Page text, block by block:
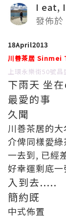
I eat,
發佈
18April2013
川善茶居 Sinmei
上環永樂街50號昌
下雨天 坐
最愛的事
久聞
川善茶居的
介俾同樣愛綠
一去到, 已經
好幸運剩底一
入到去.....
簡約既
中式佈置